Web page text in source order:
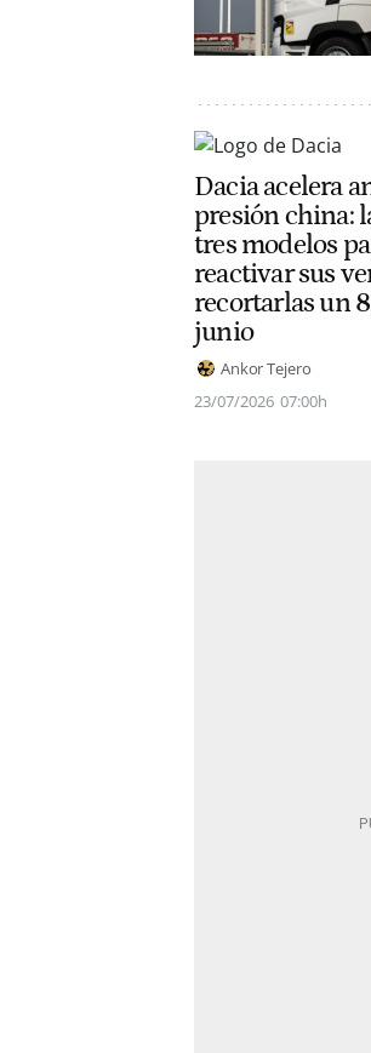
Dacia acelera
presión china:
tres modelos
reactivar sus
recortarlas un
junio
Ankor Tejero
23/07/2026 07:00h